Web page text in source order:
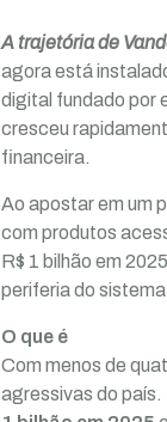
A trajetória de
agora está
digital fundado por
cresceu
financeira.
Ao apostar em um
com produtos
R$ 1 bilhão em
periferia do
O que é
Com menos de
agressivas do